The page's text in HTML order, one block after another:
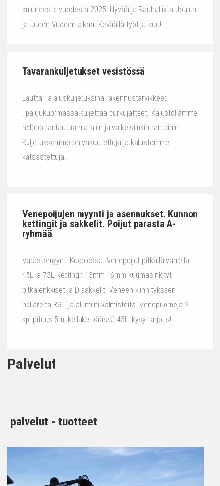
kuluneesta vuodesta 2025. Hyvää ja Rauhallista Joulun
ja Uuden Vuoden aikaa. Keväällä työt jatkuu!
Tavarankuljetukset vesistössä
Lautta- ja aluskuljetuksina rakennustarvikkeet
, paluukuormassa kuljettaa purkujätteet. Kalustollamme
helppo rantautua mataliin ja vaikeisiinkin rantoihin.
Kuljetuksemme on vakuutettuja ja kalustomme
katsastettuja.
Venepoijujen myynti ja asennukset. Kunnon
kettingit ja sakkelit. Poijut parasta A-
ryhmää
Varastomyynti Kuopiossa. Venepoijut pitkällä varrella
45L ja 75L, kettingit 13mm-16mm kuumasinkityt
pitkälenkkiset ja D-sakkelit. Veneen kiinnitykseen
pollareita RST ja alumiini valmisteita. Venepuomeja 2
kpl pituus 5m, kelluke päässä 45L, kysy tarjous!
Palvelut
palvelut - tuotteet